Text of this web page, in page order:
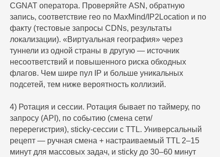
CGNAT оператора. Проверяйте ASN, обратную
запись, соответствие гео по MaxMind/IP2Location и по
факту (тестовые запросы CDNs, результаты
локализации). «Виртуальная география» через
туннели из одной страны в другую — источник
несоответствий и повышенного риска обходных
флагов. Чем шире пул IP и больше уникальных
подсетей, тем ниже вероятность коллизий.
4) Ротация и сессии. Ротация бывает по таймеру, по
запросу (API), по событию (смена сети/
перерегистрия), sticky-сессии с TTL. Универсальный
рецепт — ручная смена + настраиваемый TTL 2–15
минут для массовых задач, и sticky до 30–60 минут